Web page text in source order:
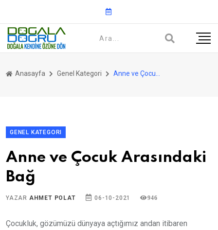
Anasayfa Genel Kategori
GENEL KATEGORI
Anne ve Çocuk Arasındaki
Bağ
YAZAR AHMET POLAT 06-10-2021 946
Çocukluk, gözümüzü dünyaya açtığımız andan itibaren